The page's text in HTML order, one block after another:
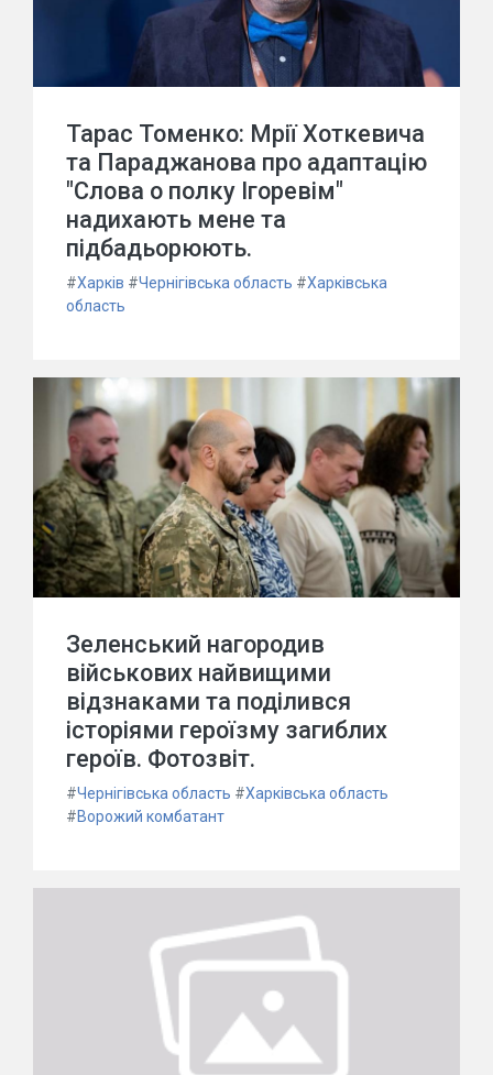
Тарас Томенко: Мрії Хоткевича
та Параджанова про адаптацію
"Слова о полку Ігоревім"
надихають мене та
підбадьорюють.
#Харків #Чернігівська область #Харківська
область
Зеленський нагородив
військових найвищими
відзнаками та поділився
історіями героїзму загиблих
героїв. Фотозвіт.
#Чернігівська область #Харківська область
#Ворожий комбатант